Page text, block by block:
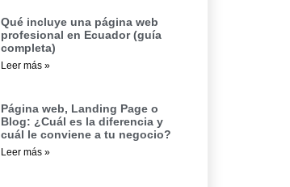
Qué incluye una página web
profesional en Ecuador (guía
completa)
Leer más »
Página web, Landing Page o
Blog: ¿Cuál es la diferencia y
cuál le conviene a tu negocio?
Leer más »